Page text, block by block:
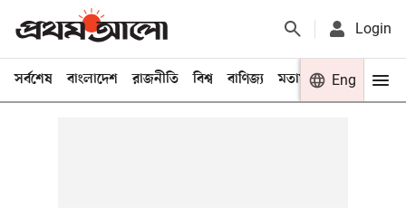
Login
সর্বশেষ বাংলাদেশ রাজনীতি বিশ্ব বাণিজ্য মতামত খেলা
Eng